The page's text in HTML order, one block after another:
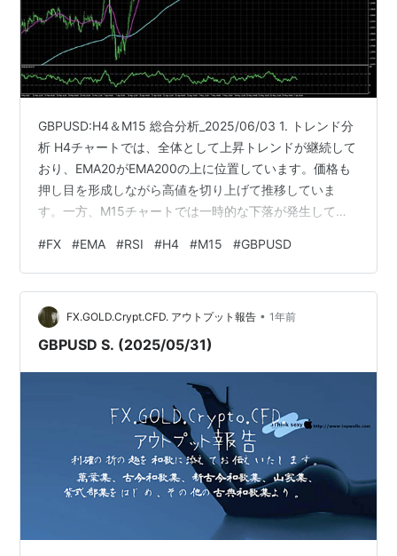
GBPUSD:H4＆M15 総合分析_2025/06/03 1. トレンド分
析 H4チャートでは、全体として上昇トレンドが継続して
おり、EMA20がEMA200の上に位置しています。価格も
押し目を形成しながら高値を切り上げて推移していま
す。一方、M15チャートでは一時的な下落が発生してお
け）して下降トレンドへ転換しています。 2. EMA20と
EMA200の位置関係 H4では、EMA20（紫）が
EMA200（水色）の上にあり、上昇の勢いを示していま
す。これは中長期的に強気な構図を示しています。しか
し、M15ではEMA20がEMA200を下…
#FX #EMA #RSI #H4 #M15 #GBPUSD
FX.GOLD.Crypt.CFD. アウトプット報告 • 1年前
GBPUSD S. (2025/05/31)